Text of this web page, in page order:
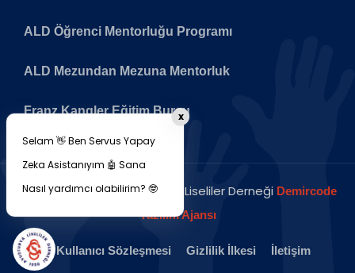
ALD Öğrenci Mentorluğu Programı
ALD Mezundan Mezuna Mentorluk
Franz Kangler Eğitim Bursu
Copyright © 2026 Avusturya Liseliler Derneği Demircode
Yazılım Ajansı
Kullanıcı Sözleşmesi Gizlilik İlkesi İletişim
Selam 👋 Ben Servus Yapay
Zeka Asistanıyım 🤖 Sana
Nasıl yardımcı olabilirim? 🤓
x